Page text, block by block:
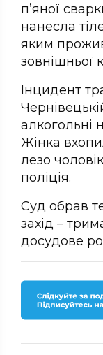
п’яної
нанесла
яким
зовнішньої
Інцидент
алкогольні
Жінка
лезо
поліція.
Суд обрав
захід –
досудове